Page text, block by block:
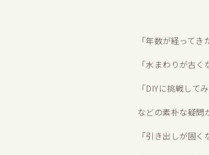
「年数が経って
「水まわりが古
「DIYに挑戦して
などの素朴な疑問
「引き出しが固く